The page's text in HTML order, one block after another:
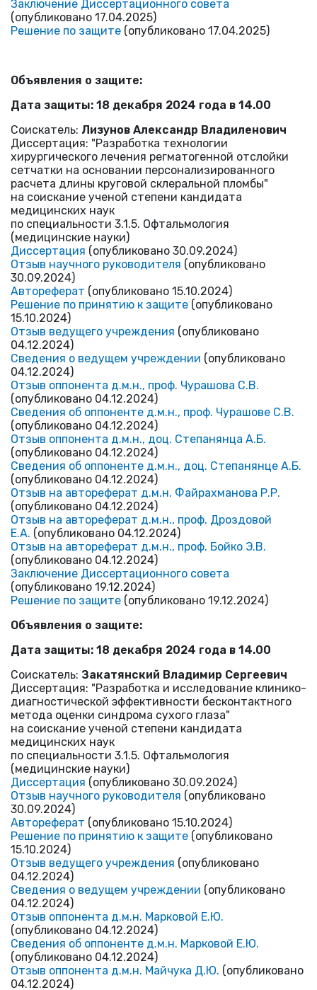
Заключение Диссертационного совета
(опубликовано 17.04.2025)
Решение по защите (опубликовано 17.04.2025)
Объявления о защите:
Дата защиты: 18 декабря 2024 года в 14.00
Соискатель: Лизунов Александр Владиленович
Диссертация: "Разработка технологии
хирургического лечения регматогенной отслойки
сетчатки на основании персонализированного
расчета длины круговой склеральной пломбы"
на соискание ученой степени кандидата
медицинских наук
по специальности 3.1.5. Офтальмология
(медицинские науки)
Диссертация (опубликовано 30.09.2024)
Отзыв научного руководителя (опубликовано
30.09.2024)
Автореферат (опубликовано 15.10.2024)
Решение по принятию к защите (опубликовано
15.10.2024)
Отзыв ведущего учреждения (опубликовано
04.12.2024)
Сведения о ведущем учреждении (опубликовано
04.12.2024)
Отзыв оппонента д.м.н., проф. Чурашова С.В.
(опубликовано 04.12.2024)
Сведения об оппоненте д.м.н., проф. Чурашове С.В.
(опубликовано 04.12.2024)
Отзыв оппонента д.м.н., доц. Степанянца А.Б.
(опубликовано 04.12.2024)
Сведения об оппоненте д.м.н., доц. Степанянце А.Б.
(опубликовано 04.12.2024)
Отзыв на автореферат д.м.н. Файрахманова Р.Р.
(опубликовано 04.12.2024)
Отзыв на автореферат д.м.н., проф. Дроздовой
Е.А. (опубликовано 04.12.2024)
Отзыв на автореферат д.м.н., проф. Бойко Э.В.
(опубликовано 04.12.2024)
Заключение Диссертационного совета
(опубликовано 19.12.2024)
Решение по защите (опубликовано 19.12.2024)
Объявления о защите:
Дата защиты: 18 декабря 2024 года в 14.00
Соискатель: Закатянский Владимир Сергеевич
Диссертация: "Разработка и исследование клинико-
диагностической эффективности бесконтактного
метода оценки синдрома сухого глаза"
на соискание ученой степени кандидата
медицинских наук
по специальности 3.1.5. Офтальмология
(медицинские науки)
Диссертация (опубликовано 30.09.2024)
Отзыв научного руководителя (опубликовано
30.09.2024)
Автореферат (опубликовано 15.10.2024)
Решение по принятию к защите (опубликовано
15.10.2024)
Отзыв ведущего учреждения (опубликовано
04.12.2024)
Сведения о ведущем учреждении (опубликовано
04.12.2024)
Отзыв оппонента д.м.н. Марковой Е.Ю.
(опубликовано 04.12.2024)
Сведения об оппоненте д.м.н. Марковой Е.Ю.
(опубликовано 04.12.2024)
Отзыв оппонента д.м.н. Майчука Д.Ю. (опубликовано
04.12.2024)